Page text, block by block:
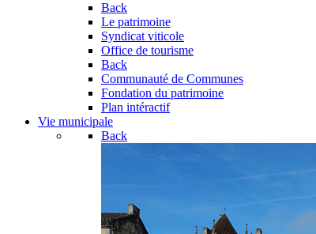
Back
Le patrimoine
Syndicat viticole
Office de tourisme
Back
Communauté de Communes
Fondation du patrimoine
Plan intéractif
Vie municipale
Back